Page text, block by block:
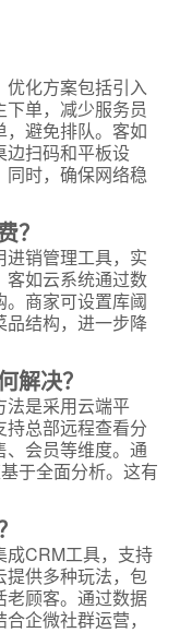
优化方案包括引入
单，减少服务员
避免排队。客如
边扫码和平板设
时，确保网络稳
？
销管理工具，实
客如云系统通过数
商家可设置库阈
品结构，进一步降
解决？
法是采用云端平
总部远程查看分
会员等维度。通
于全面分析。这有
成CRM工具，支持
提供多种玩法，包
老顾客。通过数据
企微社群运营，